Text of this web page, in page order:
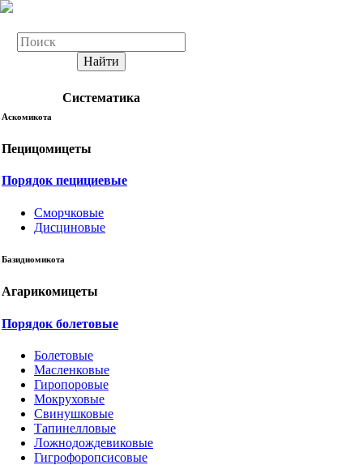
Найти
Систематика
Аскомикота
Пецицомицеты
Порядок пецициевые
Сморчковые
Дисциновые
Базидиомикота
Агарикомицеты
Порядок болетовые
Болетовые
Масленковые
Гиропоровые
Мокруховые
Свинушковые
Тапинелловые
Ложнодождевиковые
Гигрофоропсисовые